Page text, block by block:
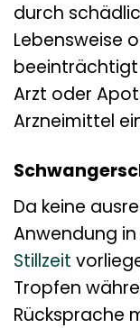
durch
Lebensweise
beeinträchtigt
Arzt oder
Arzneimittel
Da keine
Anwendung
Stillzeit
Tropfen
Rücksprache